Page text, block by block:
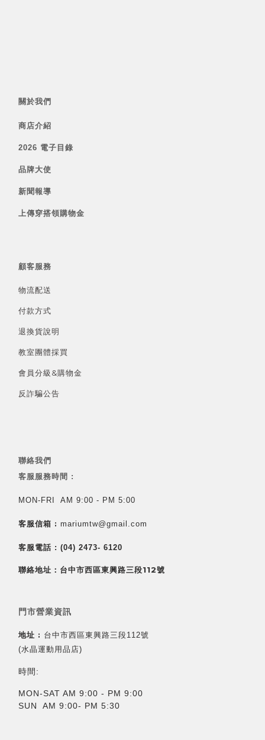
關於我們
商店介紹
2026 電子目錄
品牌大使
新聞報導
上傳穿搭領購物金
顧客服務
物流配送
付款方式
退換貨說明
教室團體採買
會員分級&購物金
反詐騙公告
聯絡我們
客服服務時間 :
MON-FRI AM 9:00 - PM 5:00
客服信箱 : mariumtw@gmail.com
客服電話 : (04) 2473- 6120
聯絡地址：台中市西區東興路三段112號
門市營業資訊
地址 : 台中市西區東興路三段112號
(水晶運動用品店)
時間:
MON-SAT AM 9:00 - PM 9:00
SUN AM 9:00- PM 5:30